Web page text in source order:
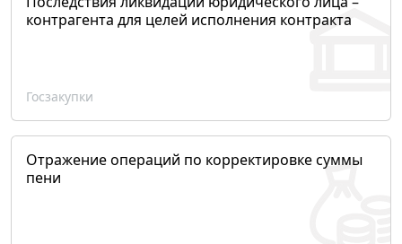
контрагента для целей исполнения контракта
Госзакупки
Отражение операций по корректировке суммы
пени